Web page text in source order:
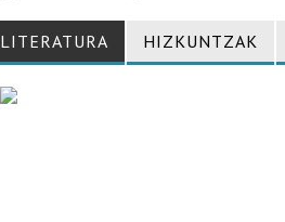
LITERATURA HIZKUNTZAK